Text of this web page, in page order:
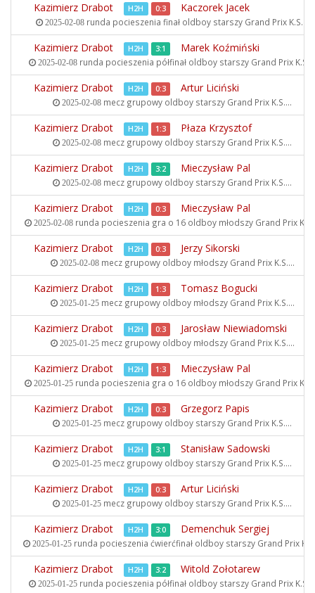
Kazimierz Drabot H2H 0:3 Kaczorek Jacek
2025-02-08runda pocieszenia finał oldboy starszy Grand Prix K.S....
Kazimierz Drabot H2H 3:1 Marek Koźmiński
2025-02-08 runda pocieszenia półfinał oldboy starszy Grand Prix K.S....
Kazimierz Drabot H2H 0:3 Artur Liciński
2025-02-08 mecz grupowy oldboy starszy Grand Prix K.S....
Kazimierz Drabot H2H 1:3 Płaza Krzysztof
2025-02-08 mecz grupowy oldboy starszy Grand Prix K.S....
Kazimierz Drabot H2H 3:2 Mieczysław Pal
2025-02-08 mecz grupowy oldboy starszy Grand Prix K.S....
Kazimierz Drabot H2H 0:3 Mieczysław Pal
2025-02-08 runda pocieszenia gra o 16 oldboy młodszy Grand Prix
Kazimierz Drabot H2H 0:3 Jerzy Sikorski
2025-02-08mecz grupowy oldboy młodszy Grand Prix K.S....
Kazimierz Drabot H2H 1:3 Tomasz Bogucki
2025-01-25mecz grupowy oldboy młodszy Grand Prix K.S....
Kazimierz Drabot H2H 0:3 Jarosław Niewiadomski
2025-01-25mecz grupowy oldboy młodszy Grand Prix K.S....
Kazimierz Drabot H2H 1:3 Mieczysław Pal
2025-01-25 runda pocieszenia gra o 16 oldboy młodszy Grand Prix
Kazimierz Drabot H2H 0:3 Grzegorz Papis
2025-01-25 mecz grupowy oldboy starszy Grand Prix K.S....
Kazimierz Drabot H2H 3:1 Stanisław Sadowski
2025-01-25 mecz grupowy oldboy starszy Grand Prix K.S....
Kazimierz Drabot H2H 0:3 Artur Liciński
2025-01-25 mecz grupowy oldboy starszy Grand Prix K.S....
Kazimierz Drabot H2H 3:0 Demenchuk Sergiej
2025-01-25runda pocieszenia ćwierćfinał oldboy starszy Grand Prix
Kazimierz Drabot H2H 3:2 Witold Zołotarew
2025-01-25 runda pocieszenia półfinał oldboy starszy Grand Prix K.S....